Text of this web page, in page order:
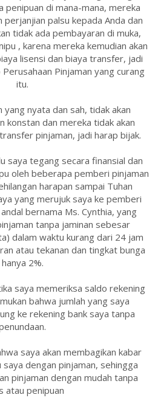
penipuan di mana-mana, mereka
palsu kepada Anda dan
tidak ada pembayaran di muka,
, karena mereka kemudian akan
lisensi dan biaya transfer, jadi
Pinjaman yang curang
itu.
yang nyata dan sah, tidak akan
konstan dan mereka tidak akan
pinjaman, jadi harap bijak.
saya tegang secara finansial dan
oleh beberapa pemberi pinjaman
harapan sampai Tuhan
yang merujuk saya ke pemberi
bernama Ms. Cynthia, yang
tanpa jaminan sebesar
dalam waktu kurang dari 24 jam
atau tekanan dan tingkat bunga
hanya 2%.
saya memeriksa saldo rekening
bahwa jumlah yang saya
ke rekening bank saya tanpa
saya akan membagikan kabar
dengan pinjaman, sehingga
pinjaman dengan mudah tanpa
atau penipuan